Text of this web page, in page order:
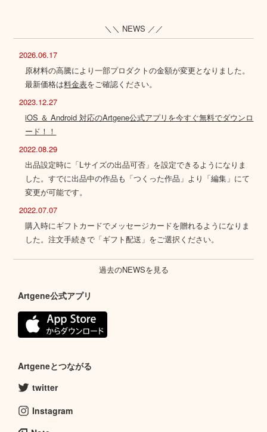
＼＼ NEWS ／／
2026.06.17
原材料の高騰により一部プロダクトの金額が変更となりました。
最新価格は料金表をご確認ください。
2023.12.27
iOS ＆ Android 対応のArtgene公式アプリを今すぐ無料でダウンロ
ード！！
2022.08.29
出品設定時に「Lサイズの出品可否」を設定できるようになりま
した。すでに出品中の作品も「つくった作品」より「編集」にて
変更が可能です。
2022.07.07
購入時にギフトカードでメッセージカードを贈れるようになりま
した。注文手続きで「ギフト配送」をご選択ください。
過去のNEWSを見る
Artgene公式アプリ
Artgeneとつながる
twitter
Instagram